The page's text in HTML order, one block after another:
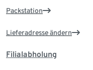
Packstation
Lieferadresse ändern
Filialabholung